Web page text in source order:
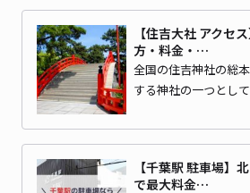
【住吉大社 アクセ
方・料金・…
全国の住吉神社の総
する神社の一つとし
【千葉駅 駐車場】
で最大料金…